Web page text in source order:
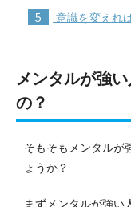
5 意識を変えれ
メンタルが強
の？
そもそもメンタルが
ょうか？
まずメンタルが強い